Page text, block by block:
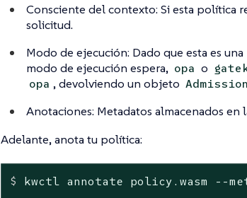
Consciente del contexto: Si esta política
solicitud.
Modo de ejecución: Dado que esta es
modo de ejecución espera, opa o
opa , devolviendo un objeto
Anotaciones: Metadatos almacenados
Adelante, anota tu política:
$ kwctl annotate policy.wasm --